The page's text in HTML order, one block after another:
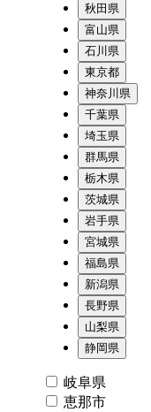
秋田県
富山県
石川県
東京都
神奈川県
千葉県
埼玉県
群馬県
栃木県
茨城県
岩手県
宮城県
福島県
新潟県
長野県
山梨県
静岡県
岐阜県
恵那市